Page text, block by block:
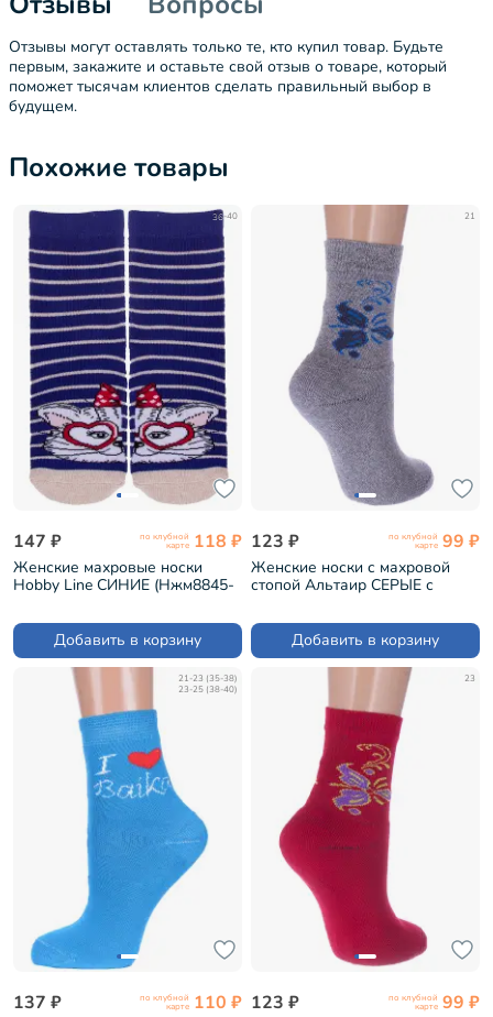
Отзывы могут оставлять только те, кто купил товар. Будьте
первым, закажите и оставьте свой отзыв о товаре, который
поможет тысячам клиентов сделать правильный выбор в
будущем.
Похожие товары
36-40
147 ₽ по клубной
карте 118 ₽
Женские махровые носки
Hobby Line СИНИЕ (Нжм8845-
Добавить в корзину
21
123 ₽ по клубной
карте 99 ₽
Женские носки с махровой
стопой Альтаир СЕРЫЕ с
Добавить в корзину
21-23 (35-38)
23-25 (38-40)
137 ₽ по клубной
карте 110 ₽
23
123 ₽ по клубной
карте 99 ₽